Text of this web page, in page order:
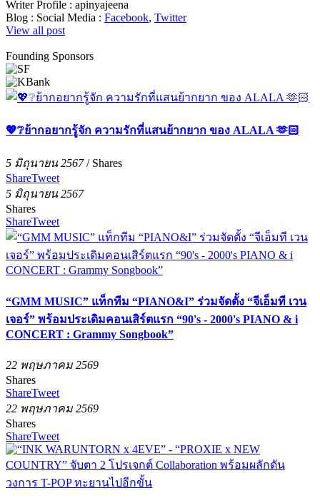
Writer Profile : apinyajeena
Blog : Social Media : Facebook, Twitter
View all post
Founding Sponsors
💖❔ย้ากอยากรู้จัก ความรักที่แสนย้ากยาก ของ ALALA 🫶🏻
5 มิถุนายน 2567/ Shares
ShareTweet
5 มิถุนายน 2567
Shares
ShareTweet
“GMM MUSIC” แท็กทีม “PIANO&I” ร่วมจัดตั้ง “จีเอ็มที เวน
เจอร์” พร้อมประเดิมคอนเสิร์ตแรก “90's - 2000's PIANO & i
CONCERT : Grammy Songbook”
22 พฤษภาคม 2569
Shares
ShareTweet
22 พฤษภาคม 2569
Shares
ShareTweet